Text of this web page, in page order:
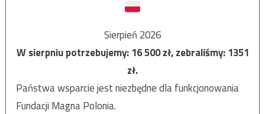
Sierpień 2026
W sierpniu potrzebujemy:16 500zł, zebraliśmy:1351
zł.
Państwa wsparcie jest niezbędne dla funkcjonowania
Fundacji Magna Polonia.